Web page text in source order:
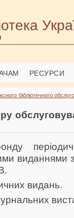
РЕСУРСИ
бібліотечного
виданнями
видань.